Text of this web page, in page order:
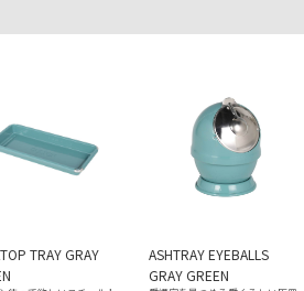
TRAY GRAY
ASHTRAY EYEBALLS
GRAY GREEN